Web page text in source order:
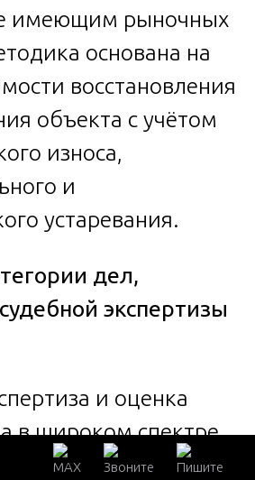
имеющим рыночных
основана на
восстановления
объекта с учётом
износа,
и
устаревания.
дел,
экспертизы
и оценка
в широком спектре